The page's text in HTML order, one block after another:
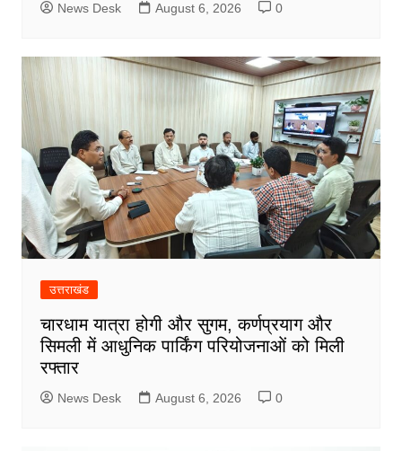
News Desk August 6, 2026 0
उत्तराखंड
चारधाम यात्रा होगी और सुगम, कर्णप्रयाग और
सिमली में आधुनिक पार्किंग परियोजनाओं को मिली
रफ्तार
News Desk August 6, 2026 0